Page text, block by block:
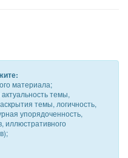
материала;
темы,
темы, логичность,
упорядоченность,
иллюстративного